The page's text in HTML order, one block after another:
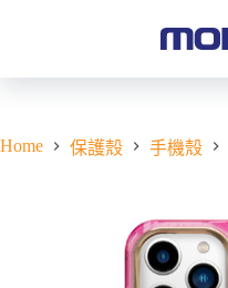
Home 保護殼 手機殼